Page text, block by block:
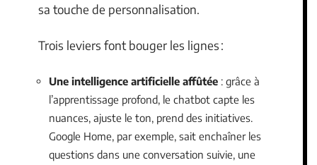
sa touche de personnalisation.
Trois leviers font bouger les lignes :
Une intelligence artificielle affûtée : grâce à
l’apprentissage profond, le chatbot capte les
nuances, ajuste le ton, prend des initiatives.
Google Home, par exemple, sait enchaîner les
questions dans une conversation suivie, une